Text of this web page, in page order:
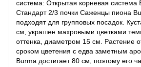
система: Открытая корневая система
Стандарт 2/3 почки Саженцы пиона
подходят для групповых посадок.
см, украшен махровыми цветками
оттенка, диаметром 15 см. Растение
сроком цветения с едва заметным
Burma достигает 80 см, поэтому его